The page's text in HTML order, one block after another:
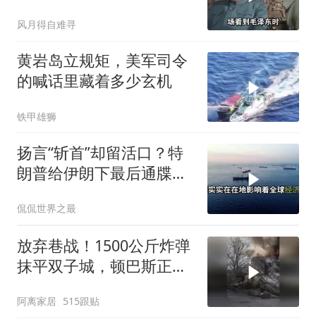
风月得自难寻
黄岩岛立规矩，美军司令
的喊话里藏着多少玄机
铁甲雄狮
扬言“斩首”却留活口？特
朗普给伊朗下最后通牒，
侃侃世界之最
放弃巷战！1500公斤炸弹
抹平双子城，顿巴斯正变
阿离家居 515跟贴